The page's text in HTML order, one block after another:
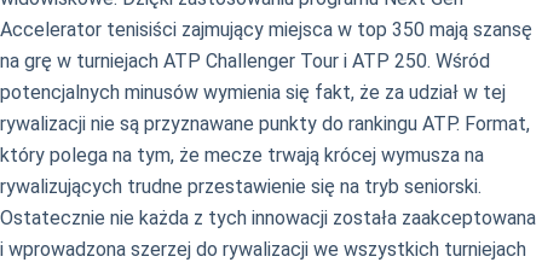
Accelerator tenisiści zajmujący miejsca w top 350 mają szansę
na grę w turniejach ATP Challenger Tour i ATP 250. Wśród
potencjalnych minusów wymienia się fakt, że za udział w tej
rywalizacji nie są przyznawane punkty do rankingu ATP. Format,
który polega na tym, że mecze trwają krócej wymusza na
rywalizujących trudne przestawienie się na tryb seniorski.
Ostatecznie nie każda z tych innowacji została zaakceptowana
i wprowadzona szerzej do rywalizacji we wszystkich turniejach